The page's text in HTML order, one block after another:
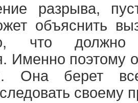
разрыва,
объяснить
что должно
Именно поэтому
Она берет
своему